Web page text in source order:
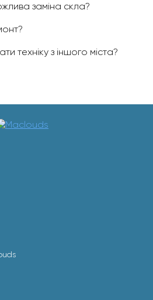
заміна скла?
техніку з іншого міста?